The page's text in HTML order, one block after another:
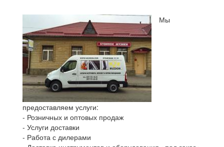
Мы
предоставляем услуги:
- Розничных и оптовых продаж
- Услуги доставки
- Работа с дилерами